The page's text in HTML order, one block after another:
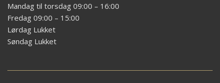
Mandag til torsdag 09:00 – 16:00
Fredag 09:00 – 15:00
Lørdag Lukket
Søndag Lukket